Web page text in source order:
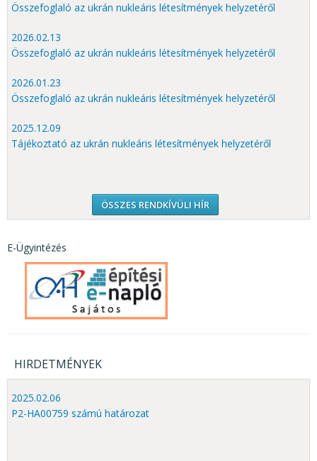
Összefoglaló az ukrán nukleáris létesítmények helyzetéről
2026.02.13
Összefoglaló az ukrán nukleáris létesítmények helyzetéről
2026.01.23
Összefoglaló az ukrán nukleáris létesítmények helyzetéről
2025.12.09
Tájékoztató az ukrán nukleáris létesítmények helyzetéről
ÖSSZES RENDKÍVÜLI HÍR
E-Ügyintézés
HIRDETMÉNYEK
2025.02.06
P2-HA00759 számú határozat